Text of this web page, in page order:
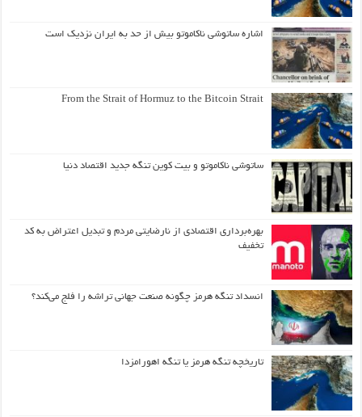
اشاره ساتوشی ناکاموتو بیش از حد به ایران نزدیک است
From the Strait of Hormuz to the Bitcoin Strait
ساتوشی ناکاموتو و بیت کوین تنگه جدید اقتصاد دنیا
بهره‌برداری اقتصادی از نارضایتی مردم و تبدیل اعتراض به کد
تخفیف
انسداد تنگه هرمز چگونه صنعت جهانی تراشه را فلج می‌کند؟
تاریخچه تنگه هرمز یا تنگه اهورامزدا